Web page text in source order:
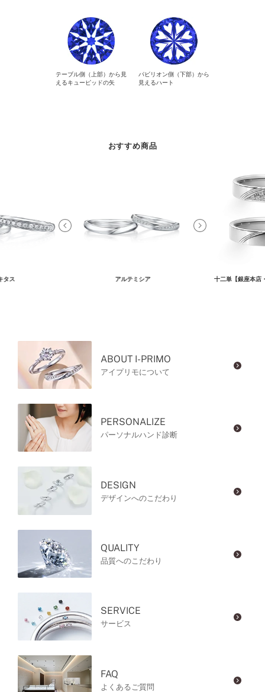
テーブル側（上部）から見
えるキューピッドの矢
パビリオン側（下部）から
見えるハート
おすすめ商品
タス アルテミシア 十二単【銀座本店
ABOUT I-PRIMO
アイプリモについて
PERSONALIZE
パーソナルハンド診断
DESIGN
デザインへのこだわり
QUALITY
品質へのこだわり
SERVICE
サービス
FAQ
よくあるご質問